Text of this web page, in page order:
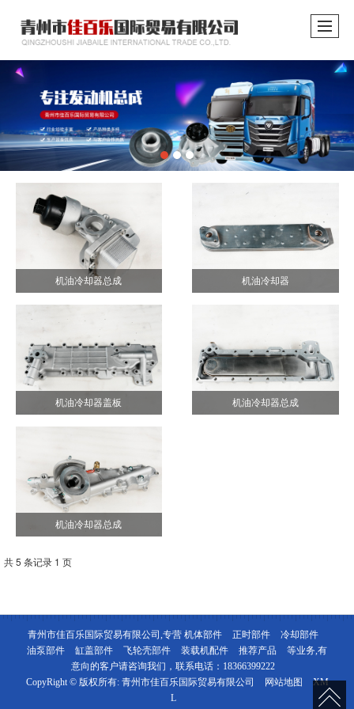
机油冷却器总成 机油冷却器
机油冷却器盖板 机油冷却器总成
机油冷却器总成
共 5 条记录 1 页
青州市佳百乐国际贸易有限公司,专营 机体部件 正时部件
冷却部件
油泵部件
缸盖部件 飞轮壳部件 装载机配件 推荐产品
等业务,有
意向的客户请咨询我们，联系电话： 18366399222
CopyRight © 版权所有: 青州市佳百乐国际贸易有限公司 网站地图
XM
L